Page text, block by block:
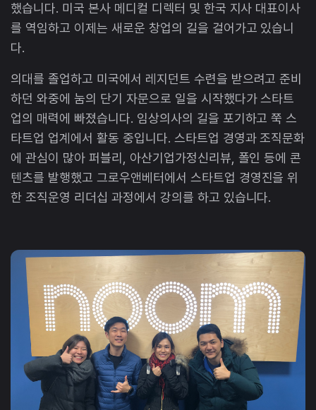
했습니다. 미국 본사 메디컬 디렉터 및 한국 지사 대표이사
를 역임하고 이제는 새로운 창업의 길을 걸어가고 있습니
다.
의대를 졸업하고 미국에서 레지던트 수련을 받으려고 준비
하던 와중에 눔의 단기 자문으로 일을 시작했다가 스타트
업의 매력에 빠졌습니다. 임상의사의 길을 포기하고 쭉 스
타트업 업계에서 활동 중입니다. 스타트업 경영과 조직문화
에 관심이 많아 퍼블리, 아산기업가정신리뷰, 폴인 등에 콘
텐츠를 발행했고 그로우앤베터에서 스타트업 경영진을 위
한 조직운영 리더십 과정에서 강의를 하고 있습니다.